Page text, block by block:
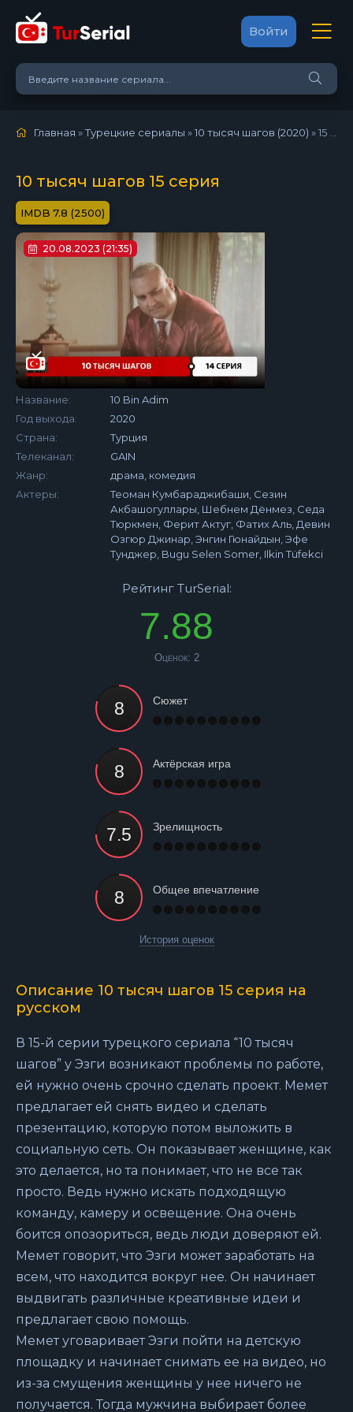
Войти
Главная »Турецкие сериалы »10 тысяч шагов (2020) »15 серия
10 тысяч шагов 15 серия
7.8 (2500)
20.08.2023 (21:35)
Название:
10 Bin Adim
Год выхода:
2020
Страна:
Турция
Телеканал:
GAIN
Жанр:
драма, комедия
Актеры:
Теоман Кумбараджибаши, Сезин
Акбашогуллары, Шебнем Дёнмез, Седа
Тюркмен, Ферит Актуг, Фатих Аль, Девин
Озгюр Джинар, Энгин Гюнайдын, Эфе
Тунджер, Bugu Selen Somer, Ilkin Tüfekci
Рейтинг TurSerial:
7.88
Оценок: 2
Сюжет
Актёрская игра
Зрелищность
Общее впечатление
История оценок
Описание 10 тысяч шагов 15 серия на
русском
В 15-й серии турецкого сериала “10 тысяч
шагов” у Эзги возникают проблемы по работе,
ей нужно очень срочно сделать проект. Мемет
предлагает ей снять видео и сделать
презентацию, которую потом выложить в
социальную сеть. Он показывает женщине, как
это делается, но та понимает, что не все так
просто. Ведь нужно искать подходящую
команду, камеру и освещение. Она очень
боится опозориться, ведь люди доверяют ей.
Мемет говорит, что Эзги может заработать на
всем, что находится вокруг нее. Он начинает
выдвигать различные креативные идеи и
предлагает свою помощь.
Мемет уговаривает Эзги пойти на детскую
площадку и начинает снимать ее на видео, но
из-за смущения женщины у нее ничего не
получается. Тогда мужчина выбирает более